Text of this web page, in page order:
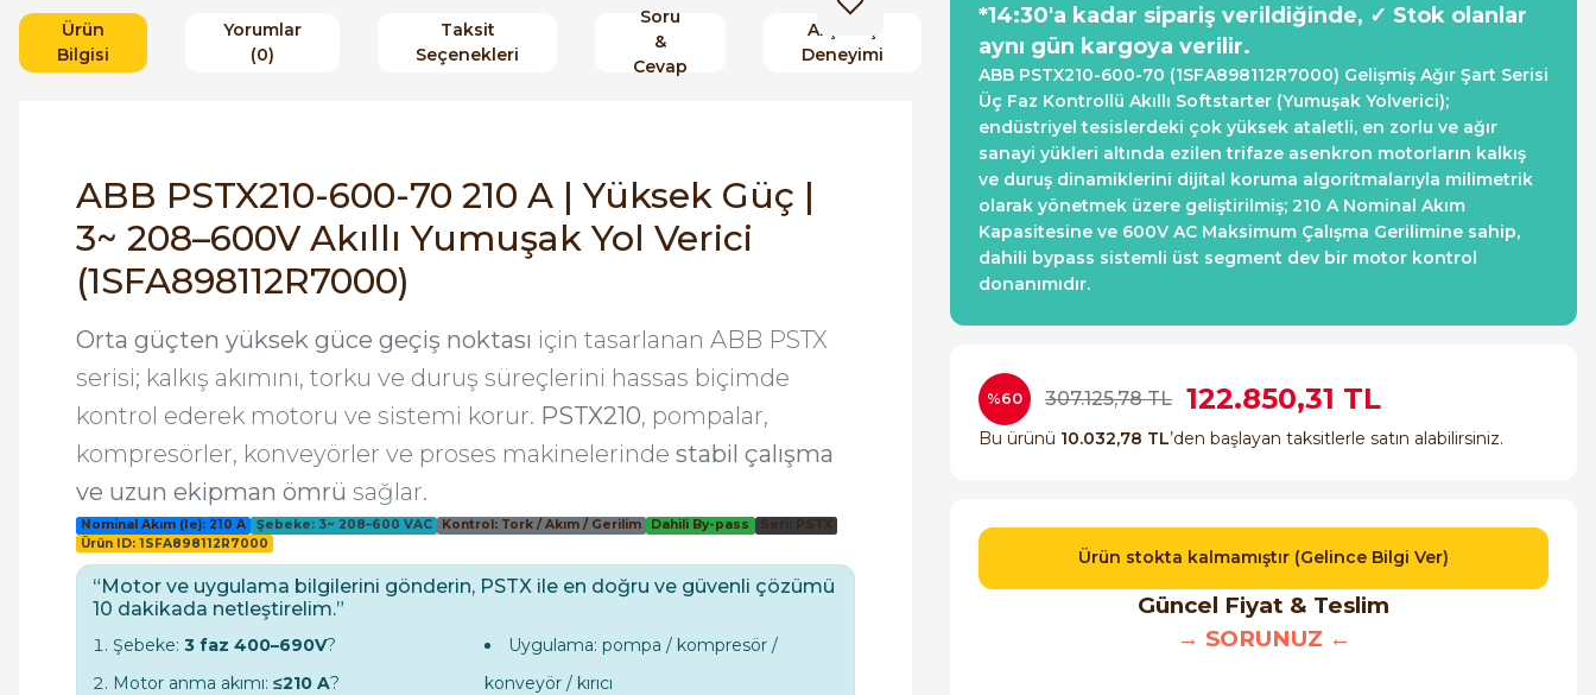
Ürün
Bilgisi
Yorumlar
(0)
Taksit
Seçenekleri
Soru
&
Cevap
Alışveriş
Deneyimi
ABB PSTX210-600-70 210 A | Yüksek Güç |
3~ 208–600V Akıllı Yumuşak Yol Verici
(1SFA898112R7000)
Orta güçten yüksek güce geçiş noktası için tasarlanan ABB PSTX
serisi; kalkış akımını, torku ve duruş süreçlerini hassas biçimde
kontrol ederek motoru ve sistemi korur. PSTX210, pompalar,
kompresörler, konveyörler ve proses makinelerinde stabil çalışma
ve uzun ekipman ömrü sağlar.
Nominal Akım (Ie): 210 A Şebeke: 3~ 208–600 VAC Kontrol: Tork / Akım / Gerilim Dahili By-pass
Seri: PSTX
Ürün ID: 1SFA898112R7000
“Motor ve uygulama bilgilerini gönderin, PSTX ile en doğru ve güvenli çözümü
10 dakikada netleştirelim.”
Şebeke: 3 faz 400–690V?
Motor anma akımı: ≤210 A?
Uygulama: pompa / kompresör /
konveyör / kırıcı
*14:30'a kadar sipariş verildiğinde, ✓ Stok olanlar
aynı gün kargoya verilir.
ABB PSTX210-600-70 (1SFA898112R7000) Gelişmiş Ağır Şart Serisi
Üç Faz Kontrollü Akıllı Softstarter (Yumuşak Yolverici);
endüstriyel tesislerdeki çok yüksek ataletli, en zorlu ve ağır
sanayi yükleri altında ezilen trifaze asenkron motorların kalkış
ve duruş dinamiklerini dijital koruma algoritmalarıyla milimetrik
olarak yönetmek üzere geliştirilmiş; 210 A Nominal Akım
Kapasitesine ve 600V AC Maksimum Çalışma Gerilimine sahip,
dahili bypass sistemli üst segment dev bir motor kontrol
donanımıdır.
%60 307.125,78 TL 122.850,31 TL
Bu ürünü 10.032,78 TL’den başlayan taksitlerle satın alabilirsiniz.
Ürün stokta kalmamıştır (Gelince Bilgi Ver)
Güncel Fiyat & Teslim
→ SORUNUZ ←